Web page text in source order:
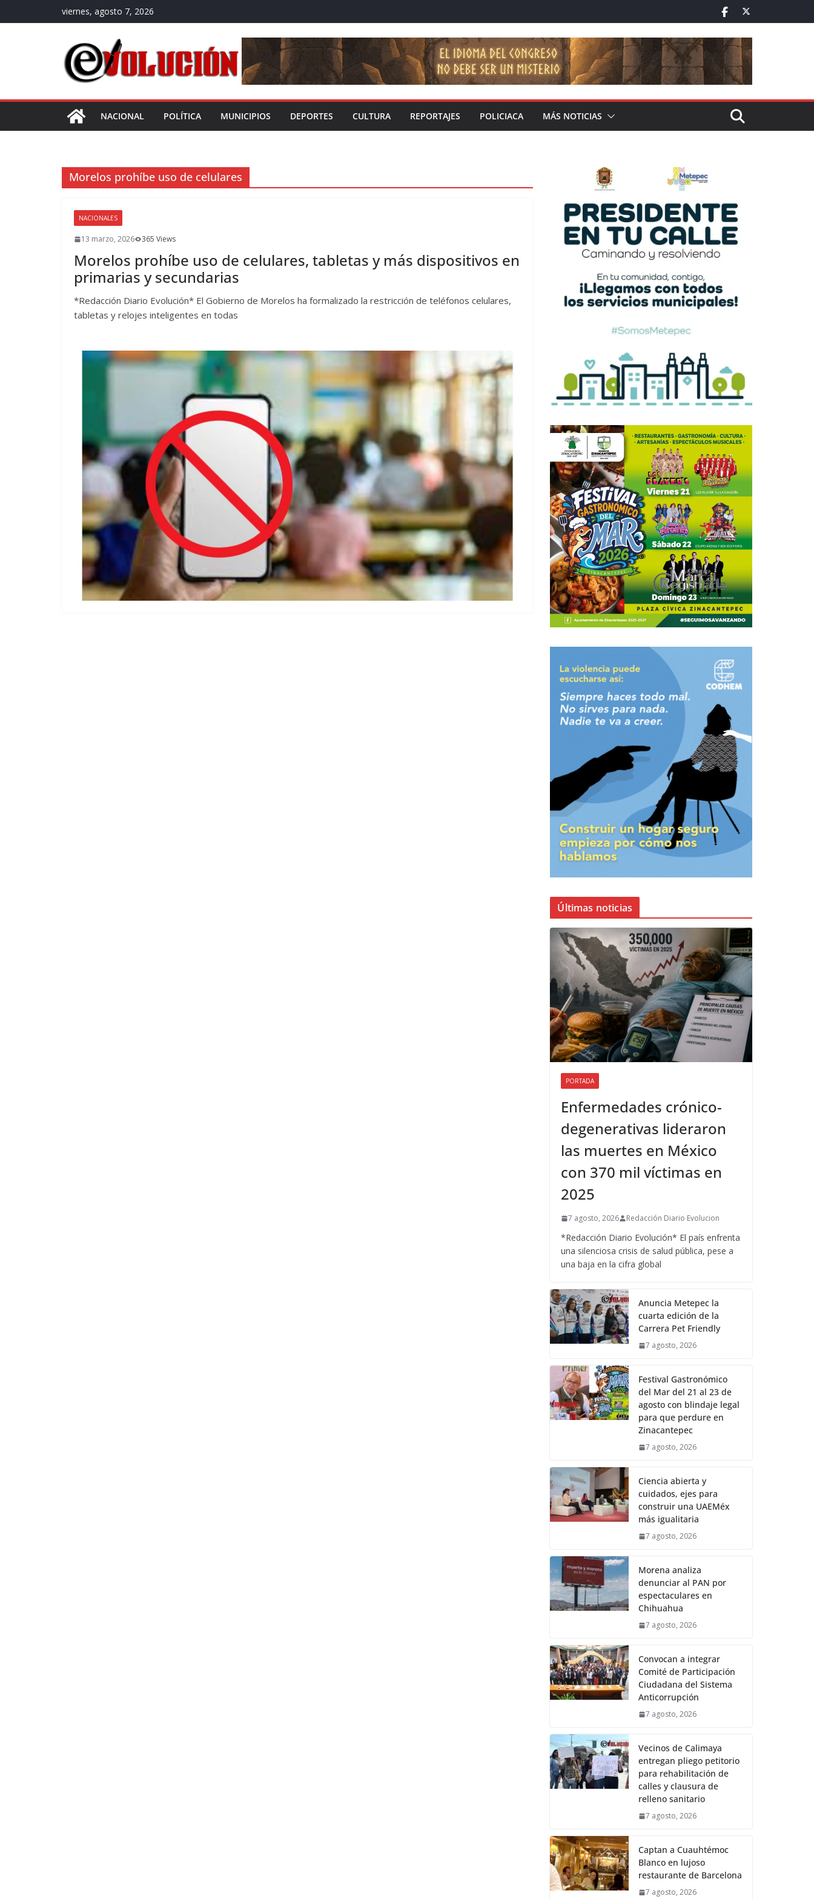
al
viernes, agosto 7, 2026
NACIONAL POLÍTICA MUNICIPIOS DEPORTES CULTURA REPORTAJES POLICIACA MÁS NOTICIAS
Morelos prohíbe uso de celulares
NACIONALES
13 marzo, 2026 365 Views
Morelos prohíbe uso de celulares, tabletas y más dispositivos en
primarias y secundarias
*Redacción Diario Evolución* El Gobierno de Morelos ha formalizado la restricción de teléfonos celulares,
tabletas y relojes inteligentes en todas
Últimas noticias
PORTADA
Enfermedades crónico-
degenerativas lideraron
las muertes en México
con 370 mil víctimas en
2025
7 agosto, 2026 Redacción Diario Evolucion
*Redacción Diario Evolución* El país enfrenta
una silenciosa crisis de salud pública, pese a
una baja en la cifra global
Anuncia Metepec la
cuarta edición de la
Carrera Pet Friendly
7 agosto, 2026
Festival Gastronómico
del Mar del 21 al 23 de
agosto con blindaje legal
para que perdure en
Zinacantepec
7 agosto, 2026
Ciencia abierta y
cuidados, ejes para
construir una UAEMéx
más igualitaria
7 agosto, 2026
Morena analiza
denunciar al PAN por
espectaculares en
Chihuahua
7 agosto, 2026
Convocan a integrar
Comité de Participación
Ciudadana del Sistema
Anticorrupción
7 agosto, 2026
Vecinos de Calimaya
entregan pliego petitorio
para rehabilitación de
calles y clausura de
relleno sanitario
7 agosto, 2026
Captan a Cuauhtémoc
Blanco en lujoso
restaurante de Barcelona
7 agosto, 2026